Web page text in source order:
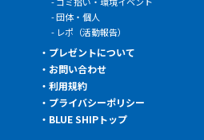
団体・個人
レポ（活動報告）
プレゼントについて
お問い合わせ
利用規約
プライバシーポリシー
BLUE SHIPトップ